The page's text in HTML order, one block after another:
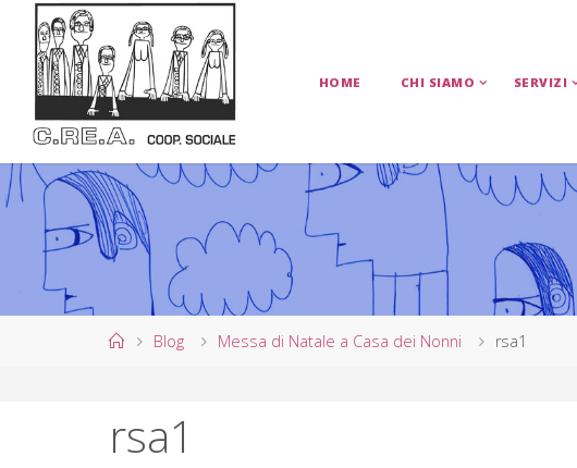
contenuto
.R E
.A .
CO
HOME CHI SIAMO SERVIZI
HomeBlog Messa di Natale a Casa dei Nonni rsa1
rsa1